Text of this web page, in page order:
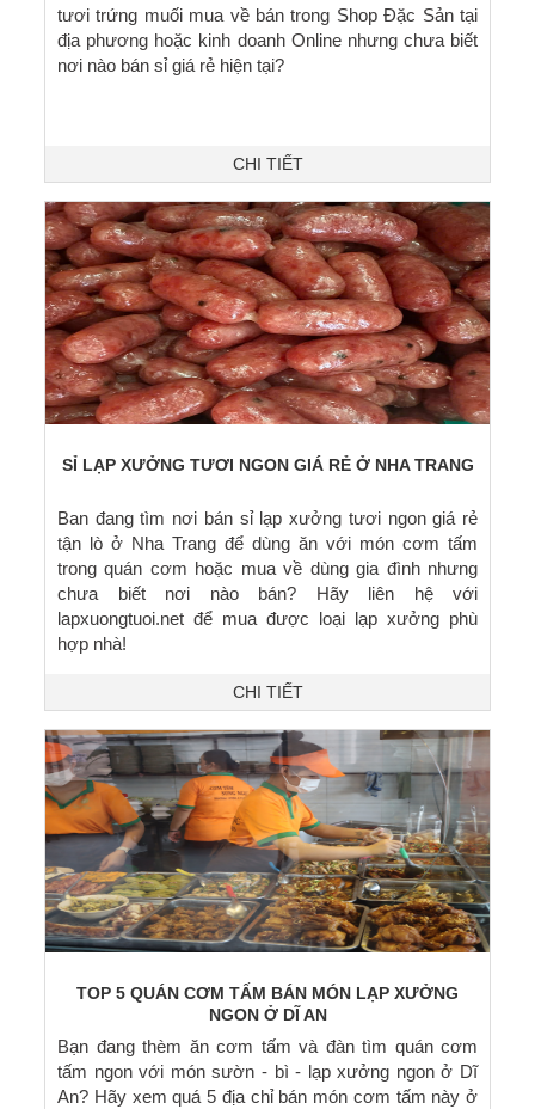
tươi trứng muối mua về bán trong Shop Đặc Sản tại
địa phương hoặc kinh doanh Online nhưng chưa biết
nơi nào bán sỉ giá rẻ hiện tại?
CHI TIẾT
SỈ LẠP XƯỞNG TƯƠI NGON GIÁ RẺ Ở NHA TRANG
Ban đang tìm nơi bán sỉ lạp xưởng tươi ngon giá rẻ
tận lò ở Nha Trang để dùng ăn với món cơm tấm
trong quán cơm hoặc mua về dùng gia đình nhưng
chưa biết nơi nào bán? Hãy liên hệ với
lapxuongtuoi.net để mua được loại lạp xưởng phù
hợp nhà!
CHI TIẾT
TOP 5 QUÁN CƠM TẤM BÁN MÓN LẠP XƯỞNG
NGON Ở DĨ AN
Bạn đang thèm ăn cơm tấm và đàn tìm quán cơm
tấm ngon với món sườn - bì - lạp xưởng ngon ở Dĩ
An? Hãy xem quá 5 địa chỉ bán món cơm tấm này ở